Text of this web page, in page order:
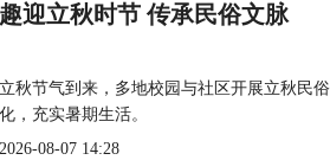
趣迎立秋时节 传承民俗文脉
立秋节气到来，多地校园与社区开展立秋民
化，充实暑期生活。
2026-08-07 14:28